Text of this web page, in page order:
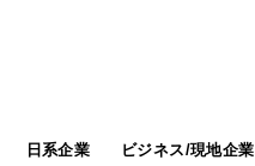
日系企業 ビジネス/現地企業